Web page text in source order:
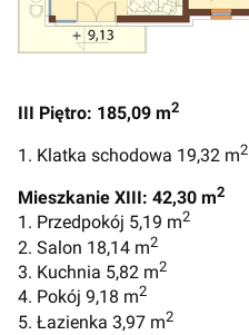
III Piętro: 185,09 m2
1. Klatka schodowa 19,32 m2
Mieszkanie XIII: 42,30 m2
1. Przedpokój 5,19 m2
2. Salon 18,14 m2
3. Kuchnia 5,82 m2
4. Pokój 9,18 m2
5. Łazienka 3,97 m2